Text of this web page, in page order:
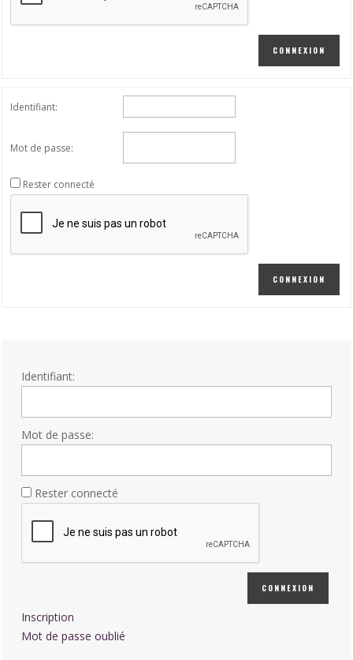
CONNEXION
Identifiant:
Mot de passe:
Rester connecté
CONNEXION
Identifiant:
Mot de passe:
Rester connecté
CONNEXION
Inscription
Mot de passe oublié